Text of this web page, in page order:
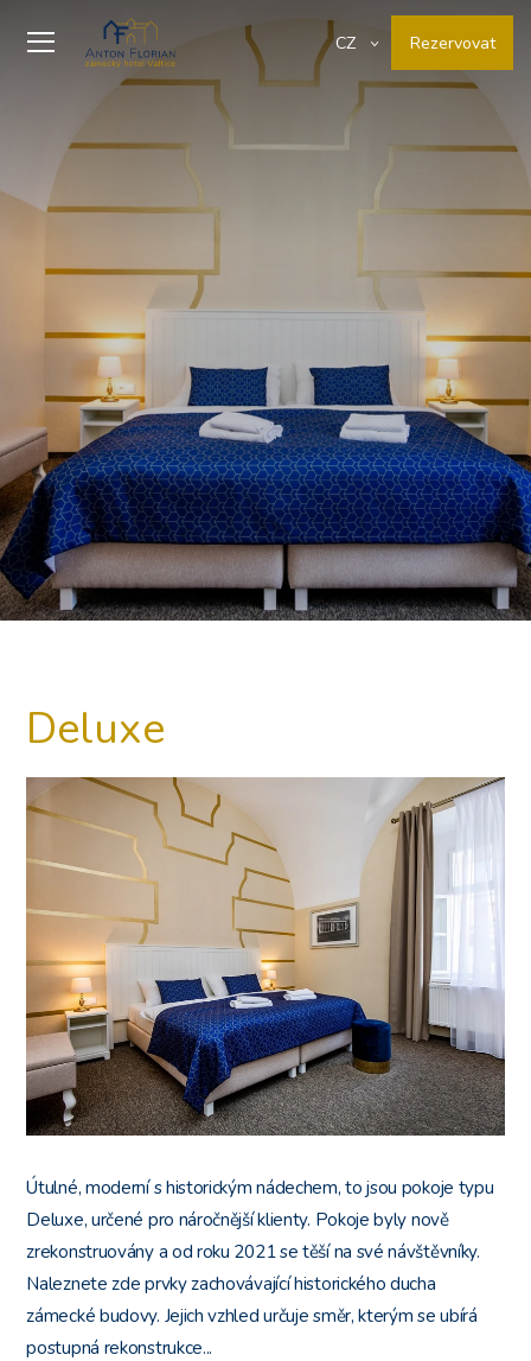
CZ Rezervovat
Deluxe
Útulné, moderní s historickým nádechem, to jsou pokoje typu
Deluxe, určené pro náročnější klienty. Pokoje byly nově
zrekonstruovány a od roku 2021 se těší na své návštěvníky.
Naleznete zde prvky zachovávající historického ducha
zámecké budovy. Jejich vzhled určuje směr, kterým se ubírá
postupná rekonstrukce...